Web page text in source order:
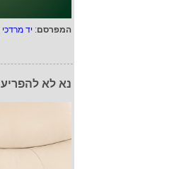
המפרסם: יד מרדכי
נא לא להפריע